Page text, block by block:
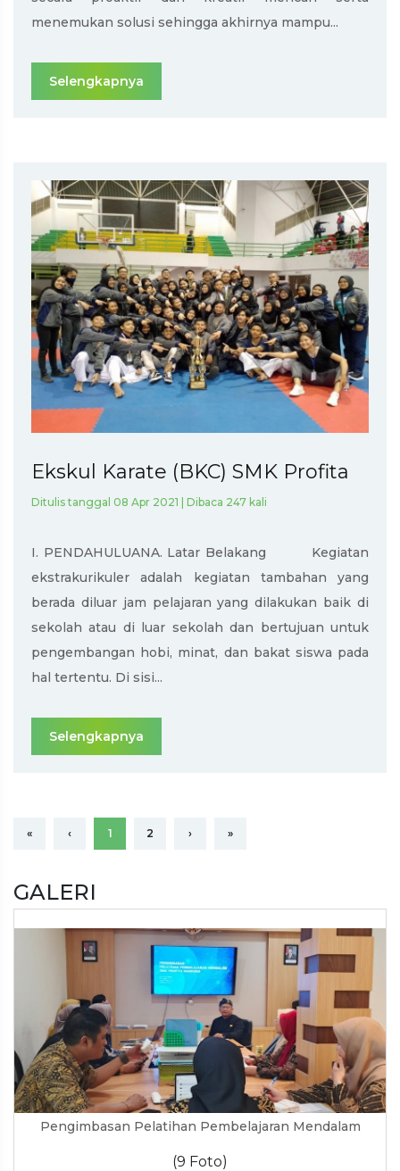
menemukan solusi sehingga akhirnya mampu...
Selengkapnya
Ekskul Karate (BKC) SMK Profita
Ditulis tanggal 08 Apr 2021 | Dibaca 247 kali
I. PENDAHULUANA. Latar Belakang Kegiatan
ekstrakurikuler adalah kegiatan tambahan yang
berada diluar jam pelajaran yang dilakukan baik di
sekolah atau di luar sekolah dan bertujuan untuk
pengembangan hobi, minat, dan bakat siswa pada
hal tertentu. Di sisi...
Selengkapnya
« ‹ 1 2 › »
GALERI
Pengimbasan Pelatihan Pembelajaran Mendalam
(9 Foto)